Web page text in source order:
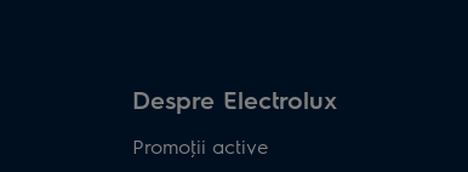
Despre Electrolux
Promoţii active